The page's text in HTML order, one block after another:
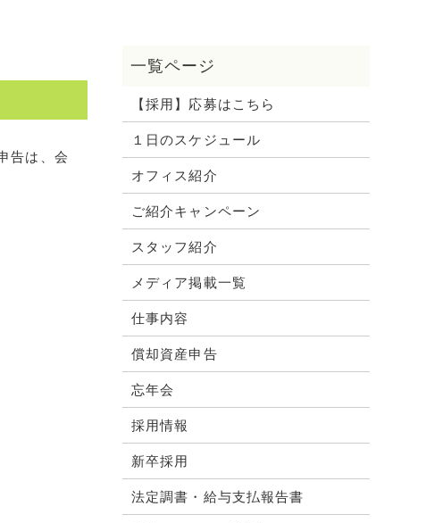
告は、会
【採用】応募はこちら
１日のスケジュール
オフィス紹介
ご紹介キャンペーン
スタッフ紹介
メディア掲載一覧
仕事内容
償却資産申告
忘年会
採用情報
新卒採用
法定調書・給与支払報告書